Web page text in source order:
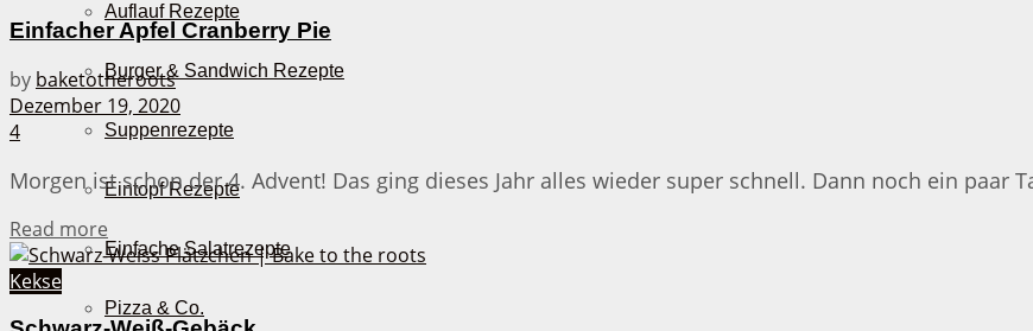
Auflauf Rezepte
Burger & Sandwich Rezepte
Suppenrezepte
Eintopf Rezepte
Einfache Salatrezepte
Pizza & Co.
Einfacher Apfel Cranberry Pie
by baketotheroots
Dezember 19, 2020
4
Morgen ist schon der 4. Advent! Das ging dieses Jahr alles wieder super schnell. Dann noch ein paar
Read more
Kekse